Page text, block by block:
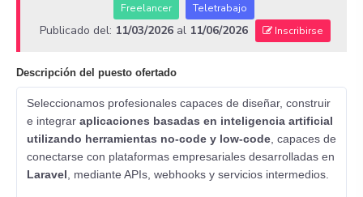
Freelancer Teletrabajo
Publicado del: 11/03/2026 al 11/06/2026 Inscribirse
Descripción del puesto ofertado
Seleccionamos profesionales capaces de diseñar, construir
e integrar aplicaciones basadas en inteligencia artificial
utilizando herramientas no-code y low-code , capaces de
conectarse con plataformas empresariales desarrolladas en
Laravel , mediante APIs, webhooks y servicios intermedios.